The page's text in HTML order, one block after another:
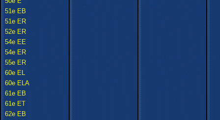
51e EB
51e ER
52e ER
54e EE
54e ER
55e ER
60e EL
60e ELA
61e EB
61e ET
62e EB